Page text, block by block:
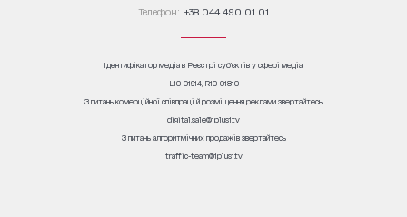
Телефон: +38 044 490 01 01
Ідентифікатор медіа в Реєстрі суб’єктів у сфері медіа:
L10-01914, R10-01810
З питань комерційної співпраці й розміщення реклами звертайтесь
digital.sale@1plus1.tv
З питань алгоритмічних продажів звертайтесь
traffic-team@1plus1.tv